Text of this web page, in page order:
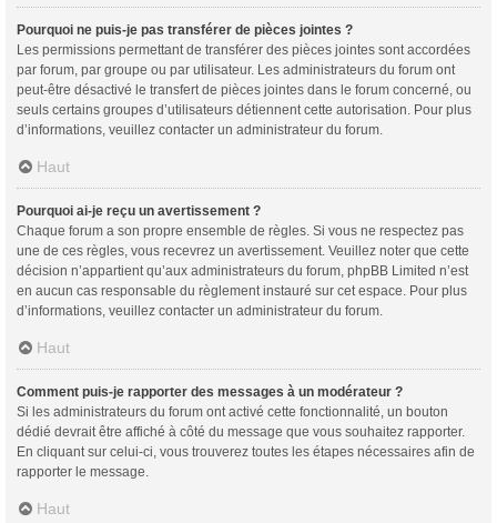
Pourquoi ne puis-je pas transférer de pièces jointes ?
Les permissions permettant de transférer des pièces jointes sont accordées
par forum, par groupe ou par utilisateur. Les administrateurs du forum ont
peut-être désactivé le transfert de pièces jointes dans le forum concerné, ou
seuls certains groupes d’utilisateurs détiennent cette autorisation. Pour plus
d’informations, veuillez contacter un administrateur du forum.
Haut
Pourquoi ai-je reçu un avertissement ?
Chaque forum a son propre ensemble de règles. Si vous ne respectez pas
une de ces règles, vous recevrez un avertissement. Veuillez noter que cette
décision n’appartient qu’aux administrateurs du forum, phpBB Limited n’est
en aucun cas responsable du règlement instauré sur cet espace. Pour plus
d’informations, veuillez contacter un administrateur du forum.
Haut
Comment puis-je rapporter des messages à un modérateur ?
Si les administrateurs du forum ont activé cette fonctionnalité, un bouton
dédié devrait être affiché à côté du message que vous souhaitez rapporter.
En cliquant sur celui-ci, vous trouverez toutes les étapes nécessaires afin de
rapporter le message.
Haut